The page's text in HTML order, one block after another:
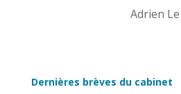
Adrien
Dernières brèves du cabinet